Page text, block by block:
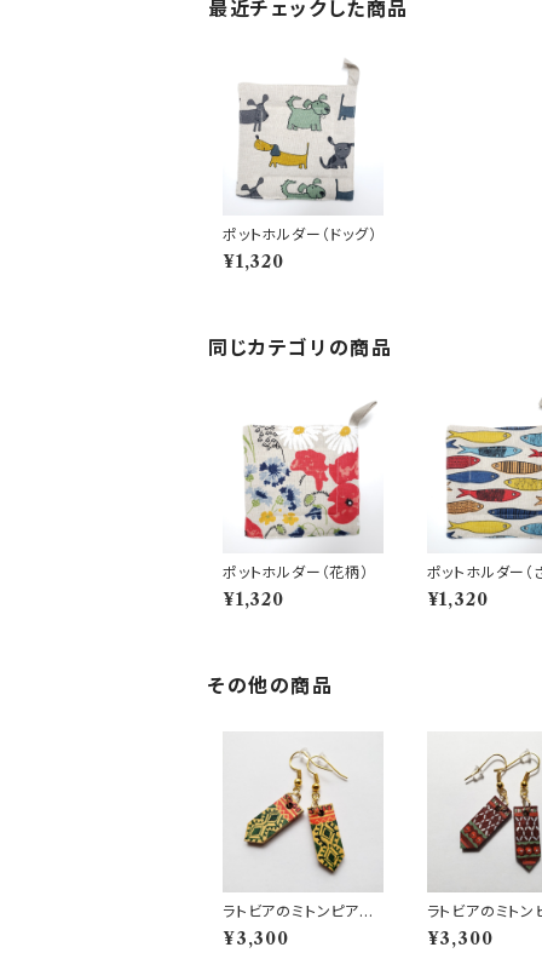
最近チェックした商品
ポットホルダー（ドッグ）
¥1,320
同じカテゴリの商品
ポットホルダー（花柄）
¥1,320
ポットホルダー（
¥1,320
その他の商品
ラトビアのミトンピアス
【1】
¥3,300
ラトビアのミトン
【2】
¥3,300